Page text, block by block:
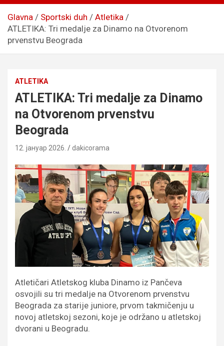
Glavna Sportski duh
Atletika
ATLETIKA: Tri medalje za Dinamo na Otvorenom
prvenstvu Beograda
ATLETIKA
ATLETIKA: Tri medalje za Dinamo
na Otvorenom prvenstvu
Beograda
12. јануар 2026. dakicorama
Atletičari Atletskog kluba Dinamo iz Pančeva
osvojili su tri medalje na Otvorenom prvenstvu
Beograda za starije juniore, prvom takmičenju u
novoj atletskoj sezoni, koje je održano u atletskoj
dvorani u Beogradu.